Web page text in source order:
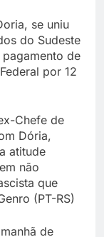
se uniu
do Sudeste
de
por 12
Chefe de
Dória,
atitude
não
que
(PT-RS)
de